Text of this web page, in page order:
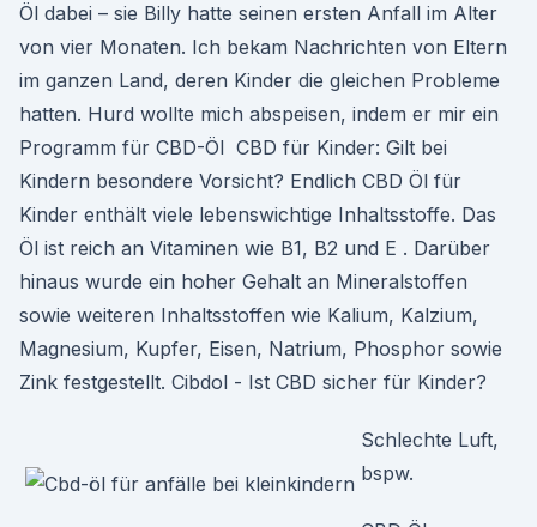
Öl dabei – sie Billy hatte seinen ersten Anfall im Alter
von vier Monaten. Ich bekam Nachrichten von Eltern
im ganzen Land, deren Kinder die gleichen Probleme
hatten. Hurd wollte mich abspeisen, indem er mir ein
Programm für CBD-Öl CBD für Kinder: Gilt bei
Kindern besondere Vorsicht? Endlich CBD Öl für
Kinder enthält viele lebenswichtige Inhaltsstoffe. Das
Öl ist reich an Vitaminen wie B1, B2 und E . Darüber
hinaus wurde ein hoher Gehalt an Mineralstoffen
sowie weiteren Inhaltsstoffen wie Kalium, Kalzium,
Magnesium, Kupfer, Eisen, Natrium, Phosphor sowie
Zink festgestellt. Cibdol - Ist CBD sicher für Kinder?
Schlechte Luft,
bspw.